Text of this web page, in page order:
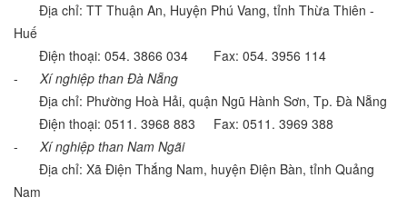
Địa chỉ: TT Thuận An, Huyện Phú Vang, tỉnh Thừa Thiên -
Huế
Điện thoại: 054. 3866 034 Fax: 054. 3956 114
- Xí nghiệp than Đà Nẵng
Địa chỉ: Phường Hoà Hải, quận Ngũ Hành Sơn, Tp. Đà Nẵng
Điện thoại: 0511. 3968 883 Fax: 0511. 3969 388
- Xí nghiệp than Nam Ngãi
Địa chỉ: Xã Điện Thắng Nam, huyện Điện Bàn, tỉnh Quảng
Nam